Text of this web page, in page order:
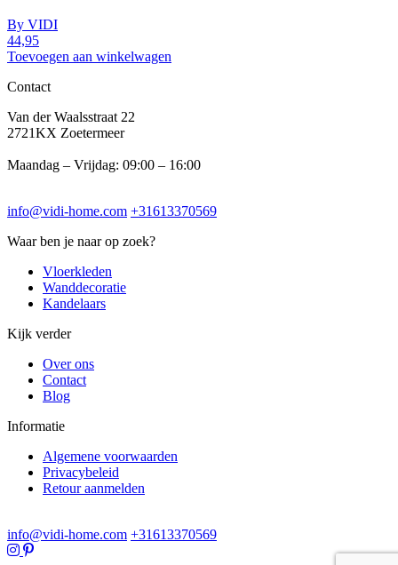
By VIDI
44,95
Toevoegen aan winkelwagen
Contact
Van der Waalsstraat 22
2721KX Zoetermeer
Maandag – Vrijdag: 09:00 – 16:00
info@vidi-home.com +31613370569
Waar ben je naar op zoek?
Vloerkleden
Wanddecoratie
Kandelaars
Kijk verder
Over ons
Contact
Blog
Informatie
Algemene voorwaarden
Privacybeleid
Retour aanmelden
info@vidi-home.com +31613370569